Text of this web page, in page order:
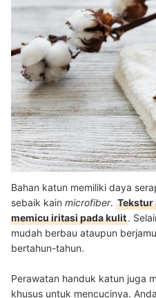
Bahan katun memiliki daya
sebaik kain microfiber. Tekstur
memicu iritasi pada kulit.
mudah berbau ataupun
bertahun-tahun.
Perawatan handuk katun juga
khusus untuk mencucinya.